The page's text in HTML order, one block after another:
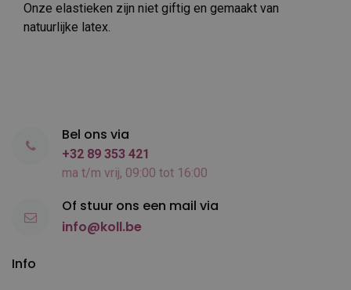
Onze elastieken zijn niet giftig en gemaakt van
natuurlijke latex.
Info
Bel ons via
+32 89 353 421
ma t/m vrij, 09:00 tot 16:00
Of stuur ons een mail via
info@koll.be